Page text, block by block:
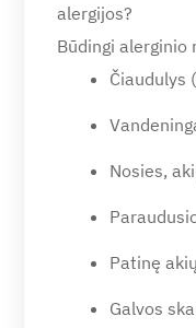
alergijos?
Būdingi alerginio
Čiaudulys
Nosies,
Patinę
Galvos